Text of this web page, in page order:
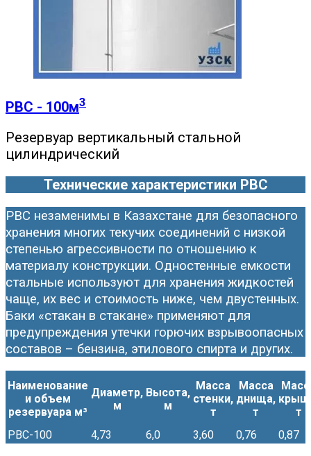
РВС - 100м3
Резервуар вертикальный стальной
цилиндрический
Технические характеристики РВС
РВС незаменимы в Казахстане для безопасного
хранения многих текучих соединений с низкой
степенью агрессивности по отношению к
материалу конструкции. Одностенные емкости
стальные используют для хранения жидкостей
чаще, их вес и стоимость ниже, чем двустенных.
Баки «стакан в стакане» применяют для
предупреждения утечки горючих взрывоопасных
составов – бензина, этилового спирта и других.
Наименование
и объем
резервуара м³
Диаметр,
м
Высота,
м
Масса
стенки,
т
Масса
днища,
т
т
РВС-100
4,73 6,0 3,60 0,76 0,87